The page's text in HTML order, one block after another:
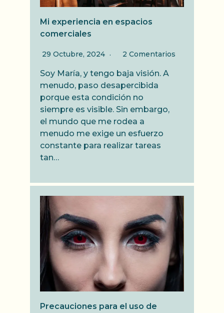
Mi experiencia en espacios
comerciales
29 Octubre, 2024 2 Comentarios
Soy María, y tengo baja visión. A
menudo, paso desapercibida
porque esta condición no
siempre es visible. Sin embargo,
el mundo que me rodea a
menudo me exige un esfuerzo
constante para realizar tareas
tan…
Precauciones para el uso de